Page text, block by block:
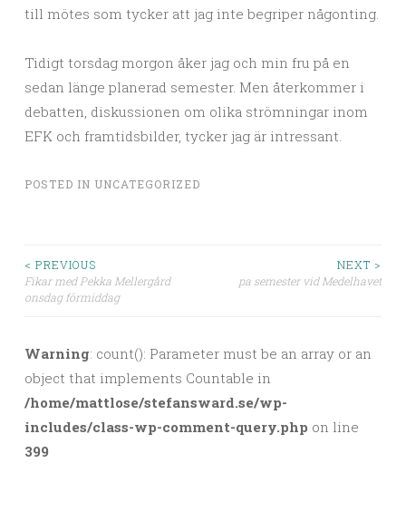
till mötes som tycker att jag inte begriper någonting.
Tidigt torsdag morgon åker jag och min fru på en
sedan länge planerad semester. Men återkommer i
debatten, diskussionen om olika strömningar inom
EFK och framtidsbilder, tycker jag är intressant.
POSTED IN UNCATEGORIZED
Post navigation
< PREVIOUS
Fikar med Pekka Mellergård
onsdag förmiddag
NEXT >
pa semester vid Medelhavet
Warning: count(): Parameter must be an array or an
object that implements Countable in
/home/mattlose/stefansward.se/wp-
includes/class-wp-comment-query.php on line
399